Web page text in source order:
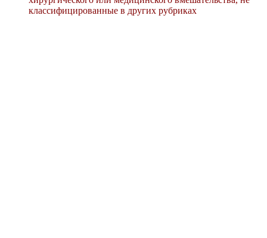
классифицированные в других рубриках